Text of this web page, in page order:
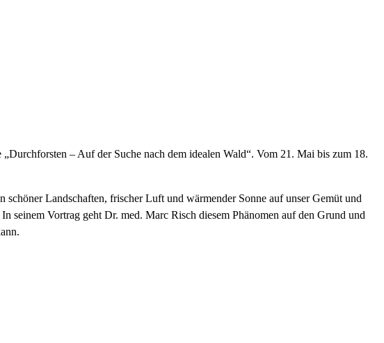
„Durchforsten – Auf der Suche nach dem idealen Wald“. Vom 21. Mai bis zum 18.
Landschaften, frischer Luft und wärmender Sonne auf unser Gemüt und
seinem Vortrag geht Dr. med. Marc Risch diesem Phänomen auf den Grund und